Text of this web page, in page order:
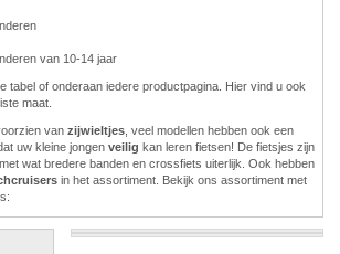
van 10-14 jaar
tabel of onderaan iedere productpagina. Hier vind u ook
maat.
van zijwieltjes , veel modellen hebben ook een
uw kleine jongen veilig kan leren fietsen! De fietsjes zijn
wat bredere banden en crossfiets uiterlijk. Ook hebben
in het assortiment. Bekijk ons assortiment met